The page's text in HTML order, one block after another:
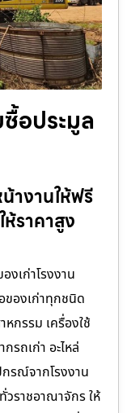
อประมูล
างานให้ฟรี
ราคาสูง
งเก่าโรงงาน
ของเก่าทุกชนิด
กรรม เครื่องใช้
ถเก่า อะไหล่
รณ์จากโรงงาน
ราชอาณาจักร ให้